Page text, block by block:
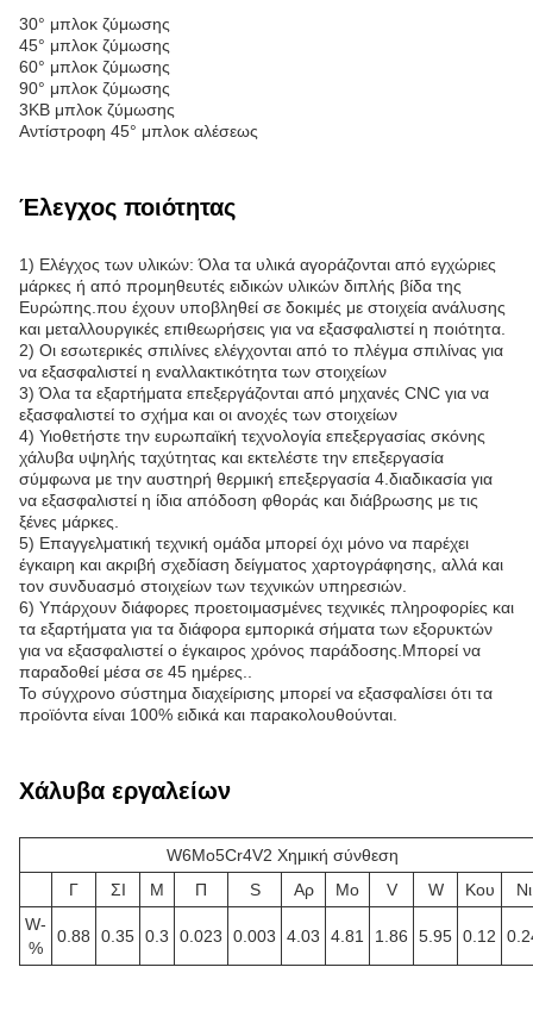
30° μπλοκ ζύμωσης
45° μπλοκ ζύμωσης
60° μπλοκ ζύμωσης
90° μπλοκ ζύμωσης
3KB μπλοκ ζύμωσης
Αντίστροφη 45° μπλοκ αλέσεως
Έλεγχος ποιότητας
1) Ελέγχος των υλικών: Όλα τα υλικά αγοράζονται από εγχώριες
μάρκες ή από προμηθευτές ειδικών υλικών διπλής βίδα της
Ευρώπης.που έχουν υποβληθεί σε δοκιμές με στοιχεία ανάλυσης
και μεταλλουργικές επιθεωρήσεις για να εξασφαλιστεί η ποιότητα.
2) Οι εσωτερικές σπιλίνες ελέγχονται από το πλέγμα σπιλίνας για
να εξασφαλιστεί η εναλλακτικότητα των στοιχείων
3) Όλα τα εξαρτήματα επεξεργάζονται από μηχανές CNC για να
εξασφαλιστεί το σχήμα και οι ανοχές των στοιχείων
4) Υιοθετήστε την ευρωπαϊκή τεχνολογία επεξεργασίας σκόνης
χάλυβα υψηλής ταχύτητας και εκτελέστε την επεξεργασία
σύμφωνα με την αυστηρή θερμική επεξεργασία 4.διαδικασία για
να εξασφαλιστεί η ίδια απόδοση φθοράς και διάβρωσης με τις
ξένες μάρκες.
5) Επαγγελματική τεχνική ομάδα μπορεί όχι μόνο να παρέχει
έγκαιρη και ακριβή σχεδίαση δείγματος χαρτογράφησης, αλλά και
τον συνδυασμό στοιχείων των τεχνικών υπηρεσιών.
6) Υπάρχουν διάφορες προετοιμασμένες τεχνικές πληροφορίες και
τα εξαρτήματα για τα διάφορα εμπορικά σήματα των εξορυκτών
για να εξασφαλιστεί ο έγκαιρος χρόνος παράδοσης.Μπορεί να
παραδοθεί μέσα σε 45 ημέρες..
Το σύγχρονο σύστημα διαχείρισης μπορεί να εξασφαλίσει ότι τα
προϊόντα είναι 100% ειδικά και παρακολουθούνται.
Χάλυβα εργαλείων
W6Mo5Cr4V2 Χημική σύνθεση
Γ
ΣΙ Μ Π S Αρ Μo V W Κου
Νι
W-
%
0.88 0.35 0.3 0.023 0.003 4.03 4.81 1.86 5.95 0.12